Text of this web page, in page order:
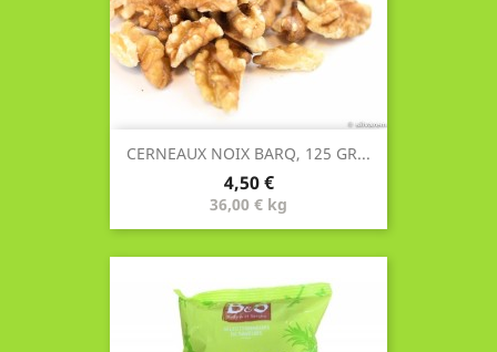
CERNEAUX NOIX BARQ, 125 GR...
Prix
4,50 €
36,00 € kg